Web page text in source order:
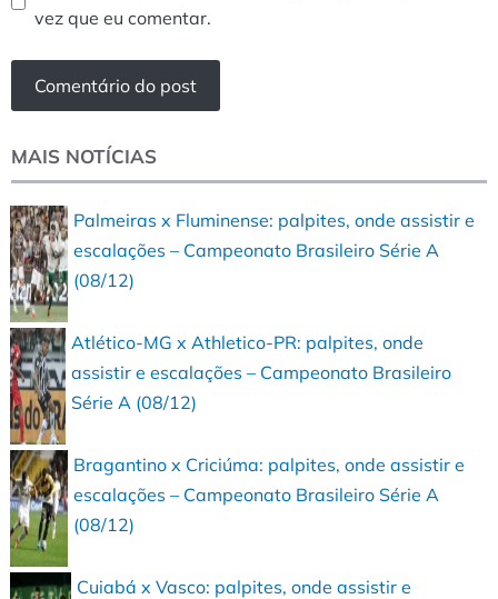
vez que eu comentar.
MAIS NOTÍCIAS
Palmeiras x Fluminense: palpites, onde assistir e
escalações – Campeonato Brasileiro Série A
(08/12)
Atlético-MG x Athletico-PR: palpites, onde
assistir e escalações – Campeonato Brasileiro
Série A (08/12)
Bragantino x Criciúma: palpites, onde assistir e
escalações – Campeonato Brasileiro Série A
(08/12)
Cuiabá x Vasco: palpites, onde assistir e